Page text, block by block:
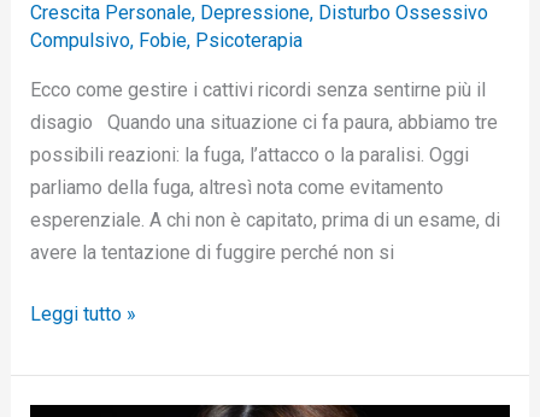
Crescita Personale, Depressione, Disturbo Ossessivo
Compulsivo, Fobie, Psicoterapia
Ecco come gestire i cattivi ricordi senza sentirne più il
disagio Quando una situazione ci fa paura, abbiamo tre
possibili reazioni: la fuga, l’attacco o la paralisi. Oggi
parliamo della fuga, altresì nota come evitamento
esperenziale. A chi non è capitato, prima di un esame, di
avere la tentazione di fuggire perché non si
Leggi tutto »